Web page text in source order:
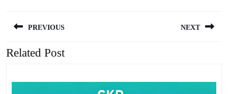
de
l’article
PREVIOUS
Previous
NEXT
Related Post